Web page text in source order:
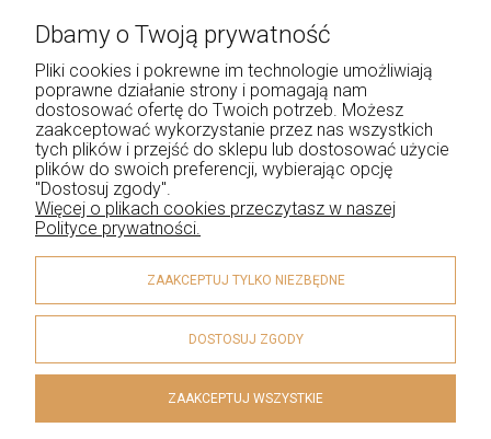
Pomoc
O Nas
Kontakt
Moje konto
Dbamy o Twoją prywatność
Pliki cookies i pokrewne im technologie umożliwiają
poprawne działanie strony i pomagają nam
dostosować ofertę do Twoich potrzeb. Możesz
zaakceptować wykorzystanie przez nas wszystkich
tych plików i przejść do sklepu lub dostosować użycie
plików do swoich preferencji, wybierając opcję
"Dostosuj zgody".
Więcej o plikach cookies przeczytasz w naszej
Polityce prywatności.
ZAAKCEPTUJ TYLKO NIEZBĘDNE
DOSTOSUJ ZGODY
ZAAKCEPTUJ WSZYSTKIE